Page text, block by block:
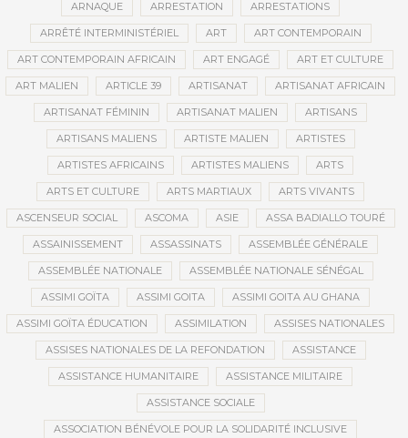
ARNAQUE ARRESTATION ARRESTATIONS
ARRÊTÉ INTERMINISTÉRIEL ART ART CONTEMPORAIN
ART CONTEMPORAIN AFRICAIN ART ENGAGÉ ART ET CULTURE
ART MALIEN ARTICLE 39 ARTISANAT ARTISANAT AFRICAIN
ARTISANAT FÉMININ ARTISANAT MALIEN ARTISANS
ARTISANS MALIENS ARTISTE MALIEN ARTISTES
ARTISTES AFRICAINS ARTISTES MALIENS ARTS
ARTS ET CULTURE ARTS MARTIAUX ARTS VIVANTS
ASCENSEUR SOCIAL ASCOMA ASIE ASSA BADIALLO TOURÉ
ASSAINISSEMENT ASSASSINATS ASSEMBLÉE GÉNÉRALE
ASSEMBLÉE NATIONALE ASSEMBLÉE NATIONALE SÉNÉGAL
ASSIMI GOÏTA ASSIMI GOITA ASSIMI GOITA AU GHANA
ASSIMI GOÏTA ÉDUCATION ASSIMILATION ASSISES NATIONALES
ASSISES NATIONALES DE LA REFONDATION ASSISTANCE
ASSISTANCE HUMANITAIRE ASSISTANCE MILITAIRE
ASSISTANCE SOCIALE
ASSOCIATION BÉNÉVOLE POUR LA SOLIDARITÉ INCLUSIVE